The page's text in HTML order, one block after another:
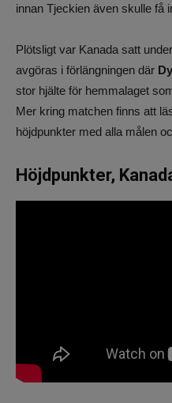
innan Tjeckien även skulle få
Plötsligt var Kanada satt
avgöras i förlängningen där
stor hjälte för hemmalaget
Mer kring matchen finns att
höjdpunkter med alla målen
Höjdpunkter,